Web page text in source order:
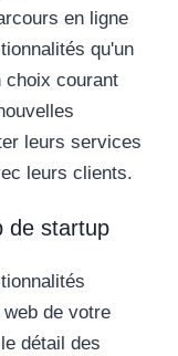
en ligne
qu'un
choix courant
leurs services
leurs clients.
de startup
de votre
détail des